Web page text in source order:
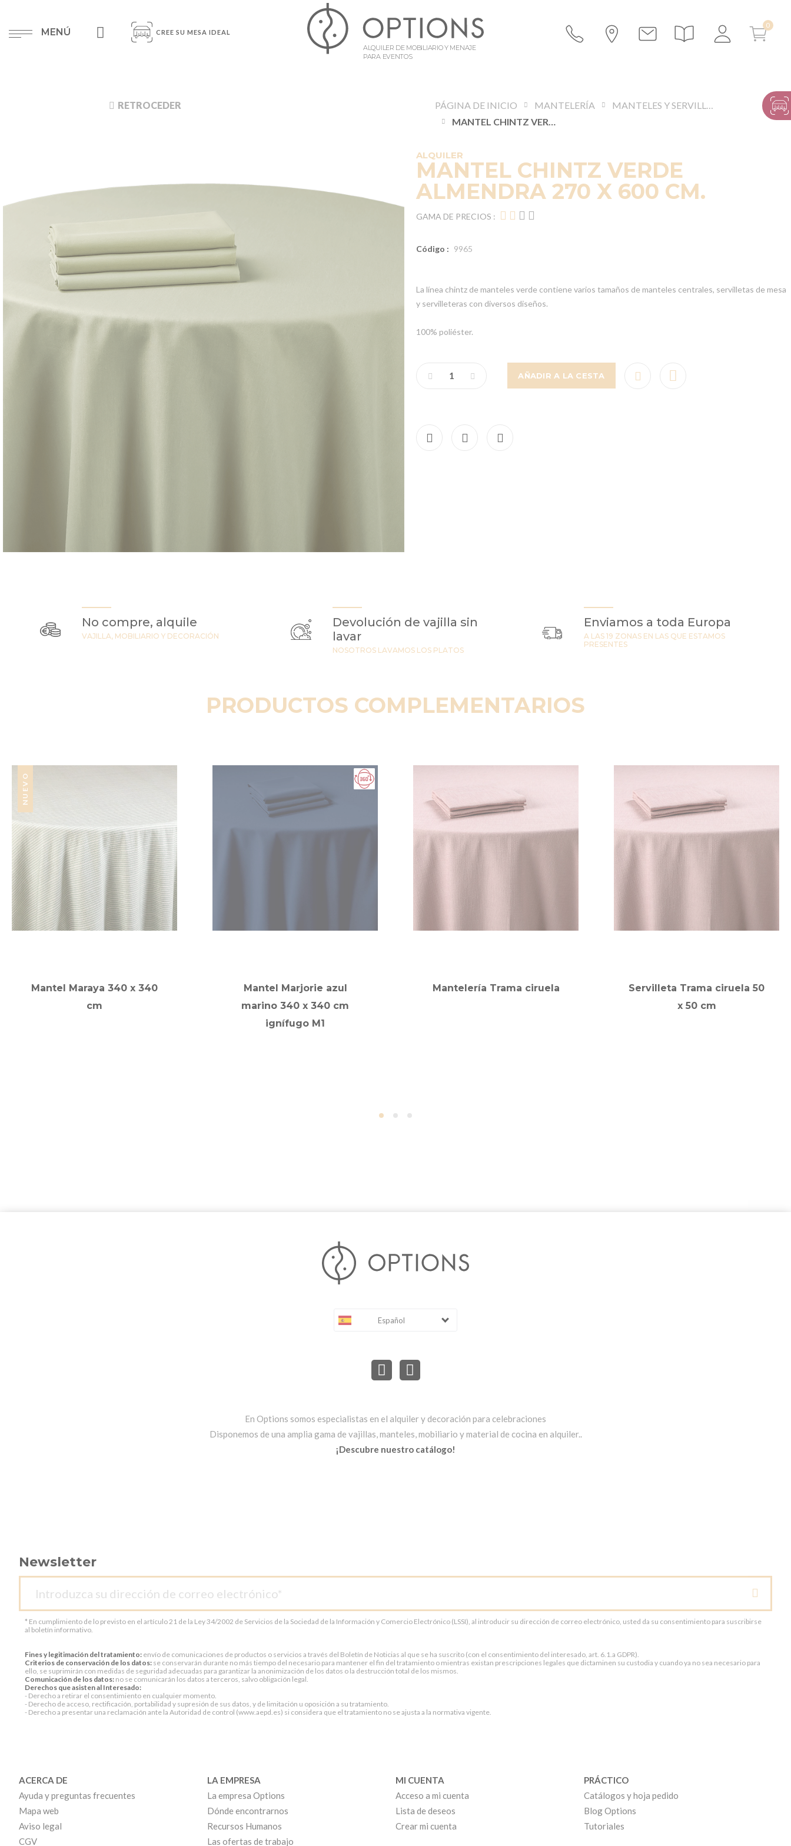
MENÚ CREE SU MESA IDEAL
ALQUILER DE MOBILIARIO Y MENAJE
PARA EVENTOS
RETROCEDER PÁGINA DE INICIO MANTELERÍA
MANTELES Y SERVILLETAS
MANTEL CHINTZ VERDE ALMENDRA 270 X 600 CM.
ALQUILER
MANTEL CHINTZ VERDE
ALMENDRA 270 X 600 CM.
GAMA DE PRECIOS :
Código : 9965
La línea chintz de manteles verde contiene varios tamaños de manteles centrales, servilletas de mesa
y servilleteras con diversos diseños.
100% poliéster.
AÑADIR A LA CESTA
No compre, alquile
VAJILLA, MOBILIARIO Y DECORACIÓN
Devolución de vajilla sin
lavar
NOSOTROS LAVAMOS LOS PLATOS
Enviamos a toda Europa
A LAS 19 ZONAS EN LAS QUE ESTAMOS
PRESENTES
PRODUCTOS COMPLEMENTARIOS
NUEVO
Mantel Maraya 340 x 340
cm
Mantel Marjorie azul
marino 340 x 340 cm
ignífugo M1
Mantelería Trama ciruela
Servilleta Trama ciruela 50
x 50 cm
Español
En Options somos especialistas en el alquiler y decoración para celebraciones
Disponemos de una amplia gama de vajillas, manteles, mobiliario y material de cocina en alquiler..
¡Descubre nuestro catálogo!
Newsletter
* En cumplimiento de lo previsto en el artículo 21 de la Ley 34/2002 de Servicios de la Sociedad de la Información y Comercio Electrónico (LSSI), al introducir su dirección de correo electrónico, usted da su consentimiento para suscribirse
al boletín informativo.
Fines y legitimación del tratamiento: envío de comunicaciones de productos o servicios a través del Boletín de Noticias al que se ha suscrito (con el consentimiento del interesado, art. 6.1.a GDPR).
Criterios de conservación de los datos: se conservarán durante no más tiempo del necesario para mantener el fin del tratamiento o mientras existan prescripciones legales que dictaminen su custodia y cuando ya no sea necesario para
ello, se suprimirán con medidas de seguridad adecuadas para garantizar la anonimización de los datos o la destrucción total de los mismos.
Comunicación de los datos: no se comunicarán los datos a terceros, salvo obligación legal.
Derechos que asisten al Interesado:
- Derecho a retirar el consentimiento en cualquier momento.
- Derecho de acceso, rectificación, portabilidad y supresión de sus datos, y de limitación u oposición a su tratamiento.
- Derecho a presentar una reclamación ante la Autoridad de control (www.aepd.es) si considera que el tratamiento no se ajusta a la normativa vigente.
ACERCA DE
Ayuda y preguntas frecuentes
Mapa web
Aviso legal
CGV
LA EMPRESA
La empresa Options
Dónde encontrarnos
Recursos Humanos
Las ofertas de trabajo
MI CUENTA
Acceso a mi cuenta
Lista de deseos
Crear mi cuenta
PRÁCTICO
Catálogos y hoja pedido
Blog Options
Tutoriales